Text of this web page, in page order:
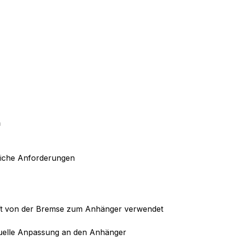
Anforderungen
der Bremse zum Anhänger verwendet
Anpassung an den Anhänger